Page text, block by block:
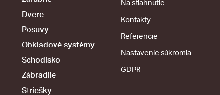
Dvere
Posuvy
Obkladové systémy
Schodisko
Zábradlie
Striešky
Na stiahnutie
Kontakty
Referencie
Nastavenie súkromia
GDPR